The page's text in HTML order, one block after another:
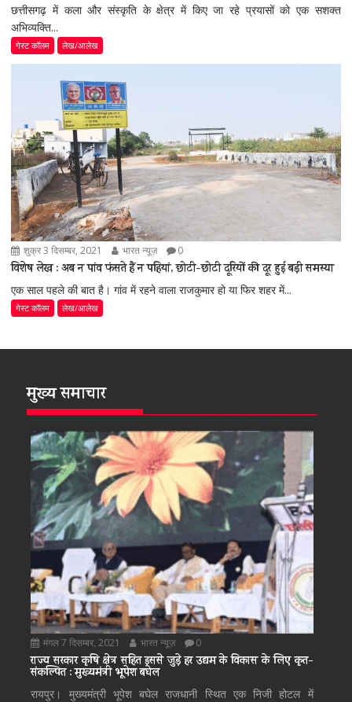
छत्तीसगढ़ में कला और संस्कृति के क्षेत्र में किए जा रहे प्रयासों को एक सशक्त
अभिव्यक्ति...
गेस्ट कॉलम लेख/आलेख
शुक्र 3 दिसम्बर, 2021 भारत न्यूज़ 0
विशेष लेख : अब न पांव फंसते हैं न पहियां, छोटी-छोटी दूरियों की दूर हुई बड़ी समस्या
एक साल पहले की बात है। गांव में रहने वाला राजकुमार हो या फिर शहर में...
गेस्ट कॉलम लेख/आलेख
मुख्य समाचार
मंगल 7 दिसम्बर, 2021 भारत न्यूज़ 0
राज्य सरकार कृषि क्षेत्र सहित इससे जुड़े हर उद्यम के विकास के लिए कृत-
संकल्पित : मुख्यमंत्री भूपेश बघेल
रायपुर। मुख्यमंत्री भूपेश बघेल राजधानी स्थित एक निजी होटल में